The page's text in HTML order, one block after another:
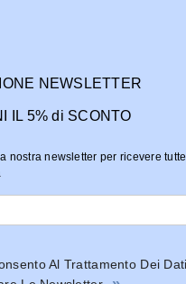
NEWSLETTER
IL 5% di SCONTO
nostra newsletter per ricevere
Al Trattamento Dei